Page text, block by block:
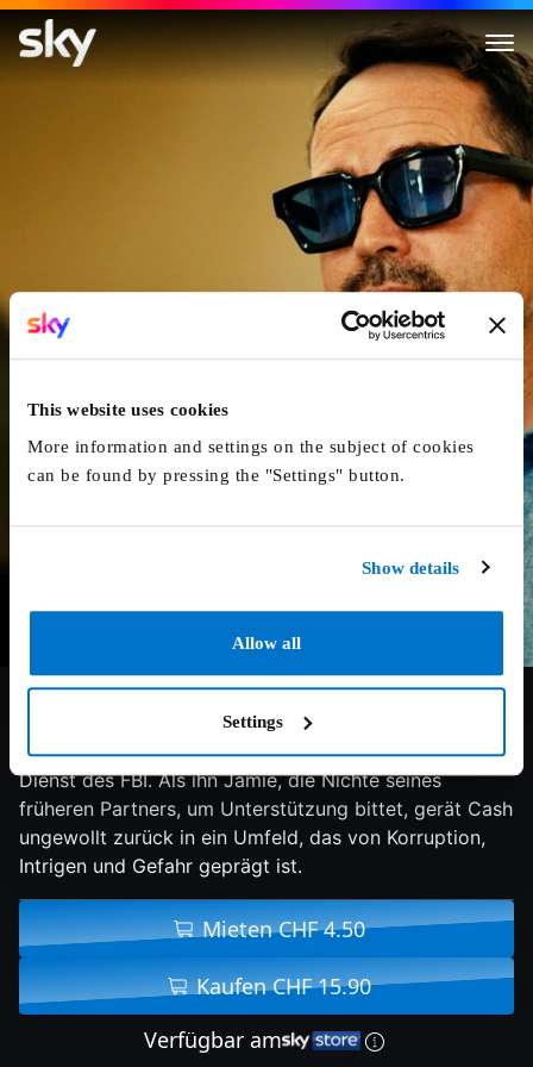
This website uses cookies
More information and settings on the subject of cookies
can be found by pressing the "Settings" button.
Show details
Allow all
Settings
A Line Of Fire
5.8/10 2025 86 min Action
Zehn Jahre lang stand Jack Conry, genannt „Cash“, im
Dienst des FBI. Als ihn Jamie, die Nichte seines
früheren Partners, um Unterstützung bittet, gerät Cash
ungewollt zurück in ein Umfeld, das von Korruption,
Intrigen und Gefahr geprägt ist.
Mieten CHF 4.50
Kaufen CHF 15.90
Verfügbar am